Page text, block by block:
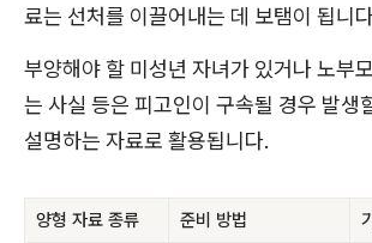
료는 선처를 이끌어내는 데 보탬이 됩니
부양해야 할 미성년 자녀가 있거나 노부
는 사실 등은 피고인이 구속될 경우 발생
설명하는 자료로 활용됩니다.
양형 자료 종류 준비 방법